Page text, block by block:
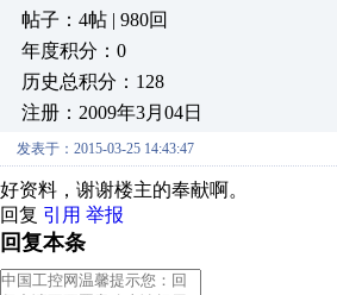
帖子：4帖 | 980回
年度积分：0
历史总积分：128
注册：2009年3月04日
发表于：2015-03-25 14:43:47
好资料，谢谢楼主的奉献啊。
回复 引用 举报
回复本条